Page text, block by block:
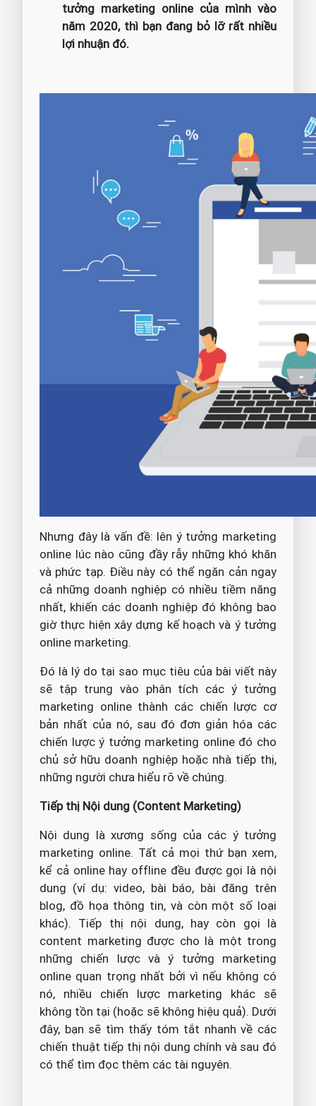
tưởng marketing online của mình vào
năm 2020, thì bạn đang bỏ lỡ rất nhiều
lợi nhuận đó.
Nhưng đây là vấn đề: lên ý tưởng marketing
online lúc nào cũng đầy rẫy những khó khăn
và phức tạp. Điều này có thể ngăn cản ngay
cả những doanh nghiệp có nhiều tiềm năng
nhất, khiến các doanh nghiệp đó không bao
giờ thực hiện xây dựng kế hoạch và ý tưởng
online marketing.
Đó là lý do tại sao mục tiêu của bài viết này
sẽ tập trung vào phân tích các ý tưởng
marketing online thành các chiến lược cơ
bản nhất của nó, sau đó đơn giản hóa các
chiến lược ý tưởng marketing online đó cho
chủ sở hữu doanh nghiệp hoặc nhà tiếp thị,
những người chưa hiểu rõ về chúng.
Tiếp thị Nội dung (Content Marketing)
Nội dung là xương sống của các ý tưởng
marketing online. Tất cả mọi thứ bạn xem,
kể cả online hay offline đều được gọi là nội
dung (ví dụ: video, bài báo, bài đăng trên
blog, đồ họa thông tin, và còn một số loại
khác). Tiếp thị nội dung, hay còn gọi là
content marketing được cho là một trong
những chiến lược và ý tưởng marketing
online quan trọng nhất bởi vì nếu không có
nó, nhiều chiến lược marketing khác sẽ
không tồn tại (hoặc sẽ không hiệu quả). Dưới
đây, bạn sẽ tìm thấy tóm tắt nhanh về các
chiến thuật tiếp thị nội dung chính và sau đó
có thể tìm đọc thêm các tài nguyên.